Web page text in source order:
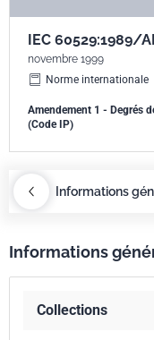
IEC 60529:1989/
novembre 1999
Norme internationale
Amendement 1 - Degrés
(Code IP)
Informations
Informations
Collections